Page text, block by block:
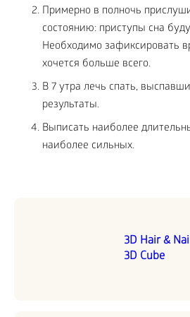
Примерно в полночь
состоянию: приступы сна
Необходимо зафиксировать
хочется больше всего.
В 7 утра лечь спать,
результаты.
Выписать наиболее
наиболее сильных.
3D Hair &
3D Cube